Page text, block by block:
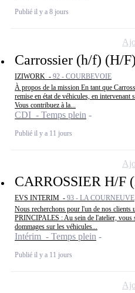
Publié il y a 8 jours
Carrossier (h/f) (H/F)
IZIWORK - 92 - COURBEVOIE
À propos de la mission En tant que
remise en état de véhicules, en
Vous contribuez à la...
CDI - Temps plein
Publié il y a 11 jours
CARROSSIER H/F
EVS INTERIM - 93 - LA COURNEUVE
Nous recherchons pour l'un de nos
PRINCIPALES : Au sein de l'atelier, vous
dommages sur les véhicules...
Intérim - Temps plein
Publié il y a 11 jours